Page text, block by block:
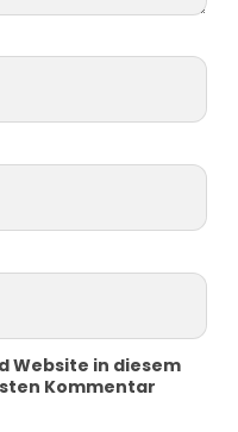
Website in diesem
Kommentar